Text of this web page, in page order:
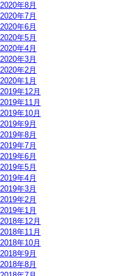
2020年8月
2020年7月
2020年6月
2020年5月
2020年4月
2020年3月
2020年2月
2020年1月
2019年12月
2019年11月
2019年10月
2019年9月
2019年8月
2019年7月
2019年6月
2019年5月
2019年4月
2019年3月
2019年2月
2019年1月
2018年12月
2018年11月
2018年10月
2018年9月
2018年8月